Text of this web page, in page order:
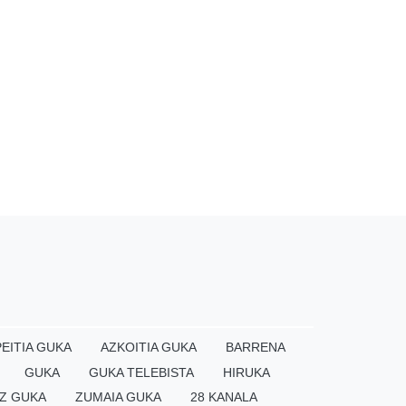
GUKA AZKOITIA GUKA
BARRENA
GUKA
GUKA TELEBISTA
HIRUKA
GUKA
ZUMAIA GUKA 28 KANALA